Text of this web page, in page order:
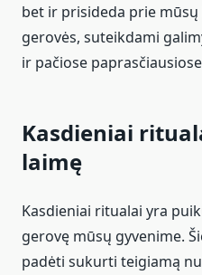
bet ir prisideda prie
gerovės, suteikdami
ir pačiose
Kasdieniai
laimę
Kasdieniai ritualai yra
gerovę mūsų gyvenime.
padėti sukurti teigiamą